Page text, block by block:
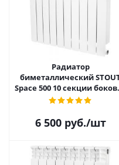
Радиатор
биметаллический
Space 500 10 секции
подключение SRB-0310-
6 500руб./шт